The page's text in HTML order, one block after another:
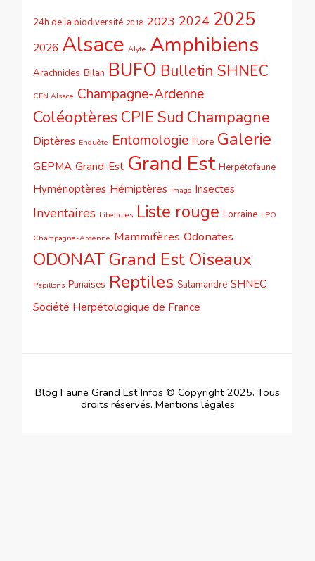
24h de la biodiversité 2018 2023 2024 2025
2026 Alsace Alyte Amphibiens
Arachnides Bilan BUFO Bulletin SHNEC
CEN Alsace Champagne-Ardenne
Coléoptères CPIE Sud Champagne
Diptères Enquête Entomologie Flore Galerie
GEPMA Grand-Est Grand Est Herpétofaune
Hyménoptères Hémiptères Imago Insectes
Inventaires Libellules Liste rouge Lorraine LPO
Champagne-Ardenne Mammifères Odonates
ODONAT Grand Est Oiseaux
Papillons Punaises Reptiles Salamandre SHNEC
Société Herpétologique de France
Blog Faune Grand Est Infos © Copyright 2025. Tous
droits réservés. Mentions légales